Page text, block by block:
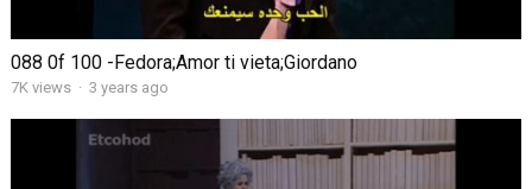
088 0f 100 -Fedora;Amor ti vieta;Giordano
7K views · 3 years ago